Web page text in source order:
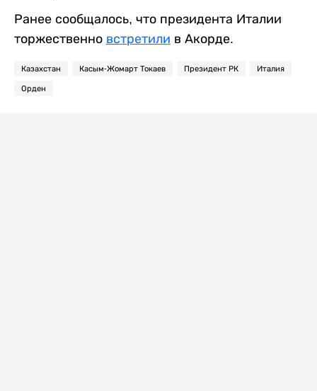
Ранее сообщалось, что президента Италии
торжественно встретили в Акорде.
Казахстан Касым-Жомарт Токаев Президент РК Италия
Орден